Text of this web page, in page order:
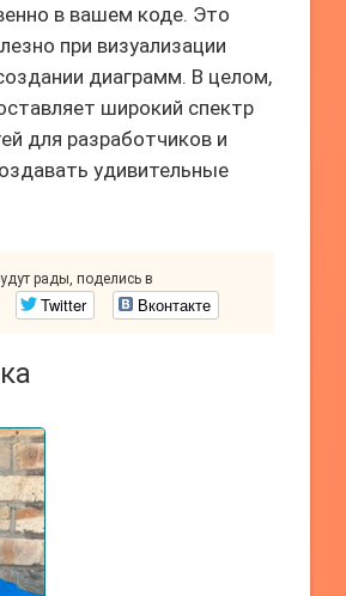
в вашем коде. Это
при визуализации
диаграмм. В целом,
широкий спектр
для разработчиков и
удивительные
рады, поделись в
Twitter Вконтакте